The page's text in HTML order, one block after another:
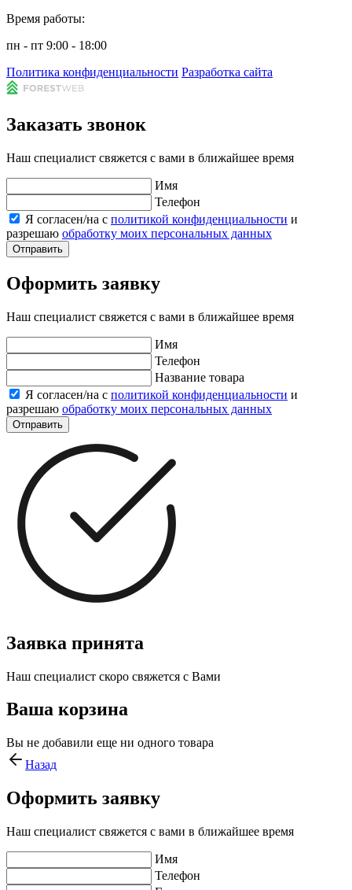
Время работы:
пн - пт 9:00 - 18:00
Политика конфиденциальности Разработка сайта
Заказать звонок
Наш специалист свяжется с вами в ближайшее время
Имя
Телефон
Я согласен/на с политикой конфиденциальности и
разрешаю обработку моих персональных данных
Отправить
Оформить заявку
Наш специалист свяжется с вами в ближайшее время
Имя
Телефон
Название товара
Я согласен/на с политикой конфиденциальности и
разрешаю обработку моих персональных данных
Отправить
Заявка принята
Наш специалист скоро свяжется с Вами
Ваша корзина
Вы не добавили еще ни одного товара
Назад
Оформить заявку
Наш специалист свяжется с вами в ближайшее время
Имя
Телефон